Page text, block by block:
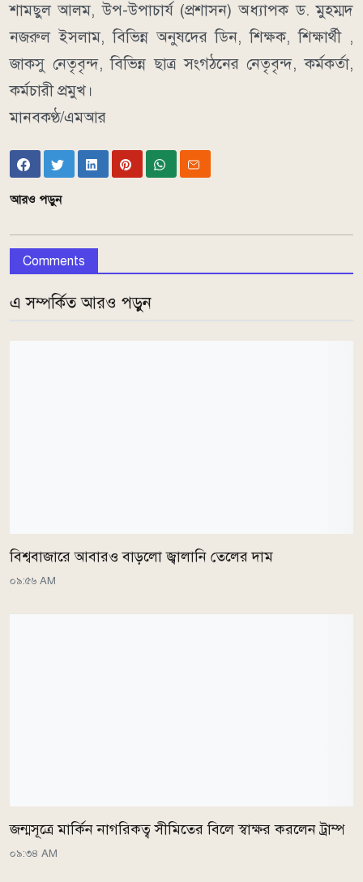
শামছুল আলম, উপ-উপাচার্য (প্রশাসন) অধ্যাপক ড. মুহম্মদ
নজরুল ইসলাম, বিভিন্ন অনুষদের ডিন, শিক্ষক, শিক্ষার্থী ,
জাকসু নেতৃবৃন্দ, বিভিন্ন ছাত্র সংগঠনের নেতৃবৃন্দ, কর্মকর্তা,
কর্মচারী প্রমুখ।
মানবকণ্ঠ/এমআর
আরও পড়ুন
Comments
এ সম্পর্কিত আরও পড়ুন
বিশ্ববাজারে আবারও বাড়লো জ্বালানি তেলের দাম
০৯:৫৬ AM
জন্মসূত্রে মার্কিন নাগরিকত্ব সীমিতের বিলে স্বাক্ষর করলেন ট্রাম্প
০৯:৩৪ AM